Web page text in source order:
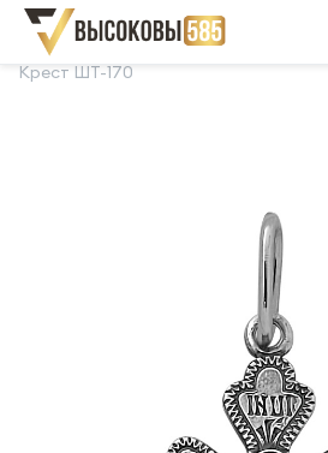
Главная Склад готовой продукции
Крест ШТ-170